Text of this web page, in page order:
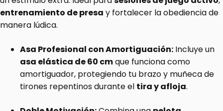
entrenamiento de presa y fortalecer la obediencia de
manera lúdica.
Asa Profesional con Amortiguación: Incluye un
asa elástica de 60 cmque funciona como
amortiguador, protegiendo tu brazo y muñeca de
tirones repentinos durante el tira y afloja.